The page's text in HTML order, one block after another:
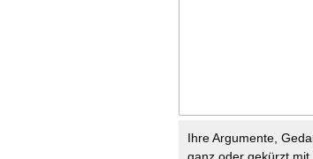
Ihre Argumente,
ganz oder gekürzt